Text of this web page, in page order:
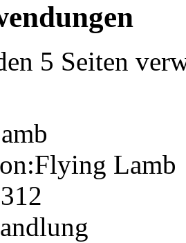
5 Seiten
Lamb
am 6. Januar 2010 um 18:59 Uhr